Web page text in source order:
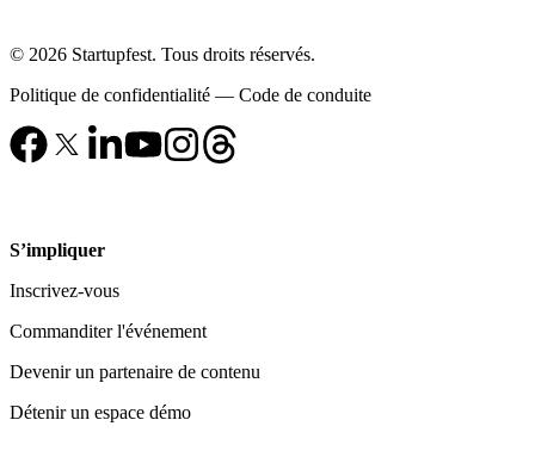
© 2026 Startupfest. Tous droits réservés.
Politique de confidentialité — Code de conduite
S’impliquer
Inscrivez-vous
Commanditer l'événement
Devenir un partenaire de contenu
Détenir un espace démo